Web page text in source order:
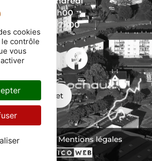
De 8h30 à 12h00
Et de 13h30 à 17h00
Nous écrire
Mon trajet
données
Mentions légales
cookies
contrôle
vous